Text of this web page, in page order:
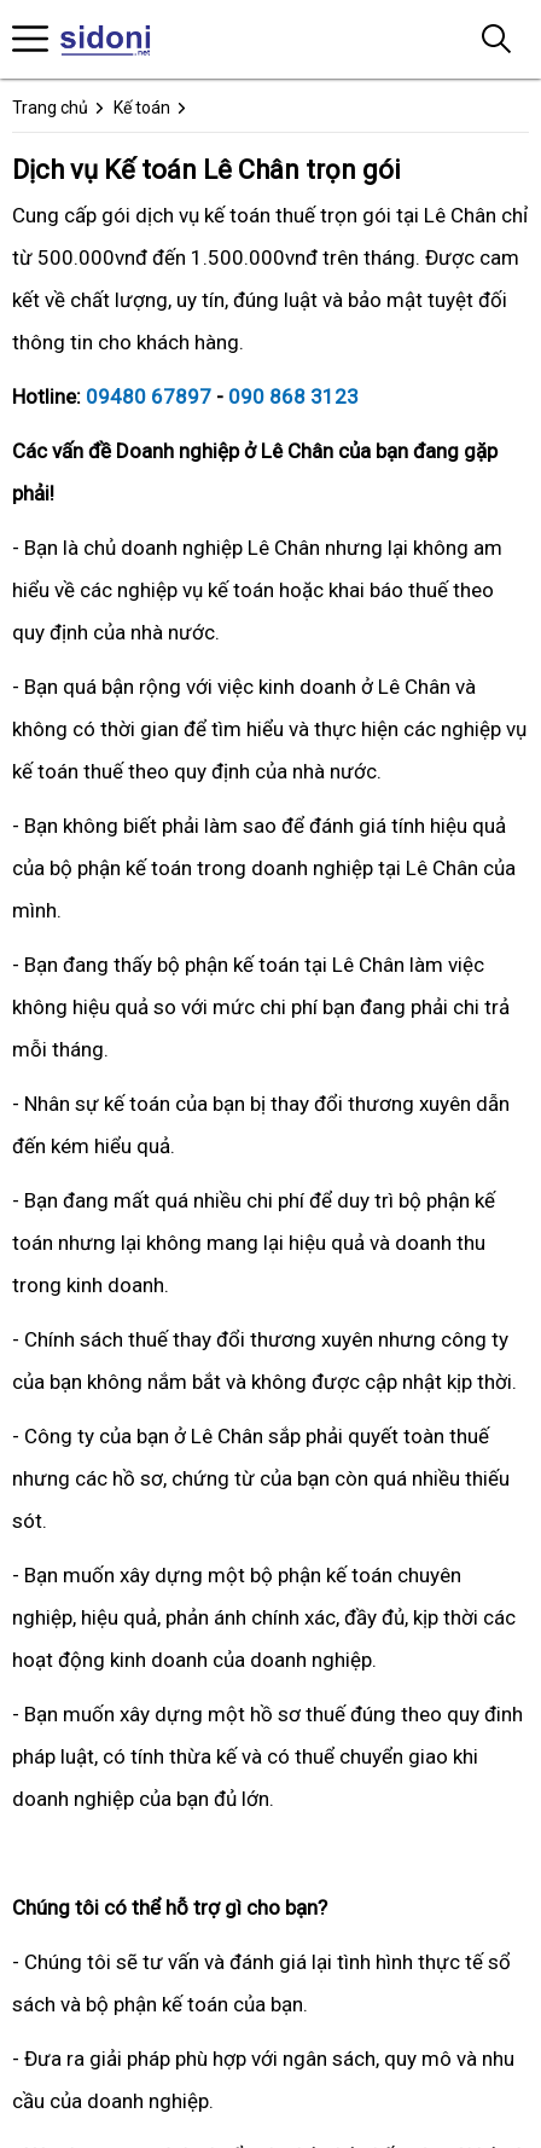
Trang chủ Kế toán
Dịch vụ Kế toán Lê Chân trọn gói
Cung cấp gói dịch vụ kế toán thuế trọn gói tại Lê Chân chỉ
từ 500.000vnđ đến 1.500.000vnđ trên tháng. Được cam
kết về chất lượng, uy tín, đúng luật và bảo mật tuyệt đối
thông tin cho khách hàng.
Hotline: 09480 67897 - 090 868 3123
Các vấn đề Doanh nghiệp ở Lê Chân của bạn đang gặp
phải!
- Bạn là chủ doanh nghiệp Lê Chân nhưng lại không am
hiểu về các nghiệp vụ kế toán hoặc khai báo thuế theo
quy định của nhà nước.
- Bạn quá bận rộng với việc kinh doanh ở Lê Chân và
không có thời gian để tìm hiểu và thực hiện các nghiệp vụ
kế toán thuế theo quy định của nhà nước.
- Bạn không biết phải làm sao để đánh giá tính hiệu quả
của bộ phận kế toán trong doanh nghiệp tại Lê Chân của
mình.
- Bạn đang thấy bộ phận kế toán tại Lê Chân làm việc
không hiệu quả so với mức chi phí bạn đang phải chi trả
mỗi tháng.
- Nhân sự kế toán của bạn bị thay đổi thương xuyên dẫn
đến kém hiểu quả.
- Bạn đang mất quá nhiều chi phí để duy trì bộ phận kế
toán nhưng lại không mang lại hiệu quả và doanh thu
trong kinh doanh.
- Chính sách thuế thay đổi thương xuyên nhưng công ty
của bạn không nắm bắt và không được cập nhật kịp thời.
- Công ty của bạn ở Lê Chân sắp phải quyết toàn thuế
nhưng các hồ sơ, chứng từ của bạn còn quá nhiều thiếu
sót.
- Bạn muốn xây dựng một bộ phận kế toán chuyên
nghiệp, hiệu quả, phản ánh chính xác, đầy đủ, kịp thời các
hoạt động kinh doanh của doanh nghiệp.
- Bạn muốn xây dựng một hồ sơ thuế đúng theo quy đinh
pháp luật, có tính thừa kế và có thuể chuyển giao khi
doanh nghiệp của bạn đủ lớn.
Chúng tôi có thể hỗ trợ gì cho bạn?
- Chúng tôi sẽ tư vấn và đánh giá lại tình hình thực tế sổ
sách và bộ phận kế toán của bạn.
- Đưa ra giải pháp phù hợp với ngân sách, quy mô và nhu
cầu của doanh nghiệp.